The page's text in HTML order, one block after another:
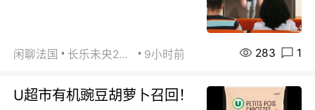
闲聊法国 长乐未央2015 9小时前 283 1
U超市有机豌豆胡萝卜召回！